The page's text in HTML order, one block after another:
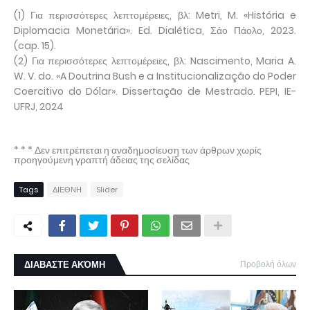
(1) Για περισσότερες λεπτομέρειες, βλ: Metri, M. «História e
Diplomacia Monetária». Ed. Dialética, Σάο Πάολο, 2023.
(cap. 15).
(2) Για περισσότερες λεπτομέρειες, βλ: Nascimento, Maria A.
W. V. do. «A Doutrina Bush e a Institucionalização do Poder
Coercitivo do Dólar». Dissertação de Mestrado. PEPI, IE-
UFRJ, 2024
* * * Δεν επιτρέπεται η αναδημοσίευση των άρθρων χωρίς
προηγούμενη γραπτή άδειας της σελίδας
Tags ΔΙΕΘΝΗ Slider
ΔΙΑΒΑΣΤΕ ΑΚΌΜΗ Προβολή όλων